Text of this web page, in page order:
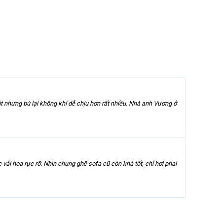
bù lại không khí dễ chịu hơn rất nhiều. Nhà anh Vương ở
hoa rực rỡ. Nhìn chung ghế sofa cũ còn khá tốt, chỉ hơi phai